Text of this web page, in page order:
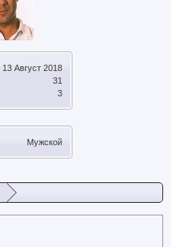
13 Август 2018
31
3
Мужской